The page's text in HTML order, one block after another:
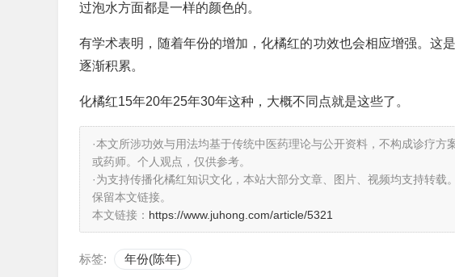
过泡水方面都是一样的颜色的。
有学术表明，随着年份的增加，化橘红的功效也会相应增强。这
逐渐积累。
化橘红15年20年25年30年这种，大概不同点就是这些了。
·本文所涉功效与用法均基于传统中医药理论与公开资料，不构成诊疗
或药师。个人观点，仅供参考。
·为支持传播化橘红知识文化，本站大部分文章、图片、视频均支持转载
保留本文链接。
本文链接： https://www.juhong.com/article/5321
标签: 年份(陈年)